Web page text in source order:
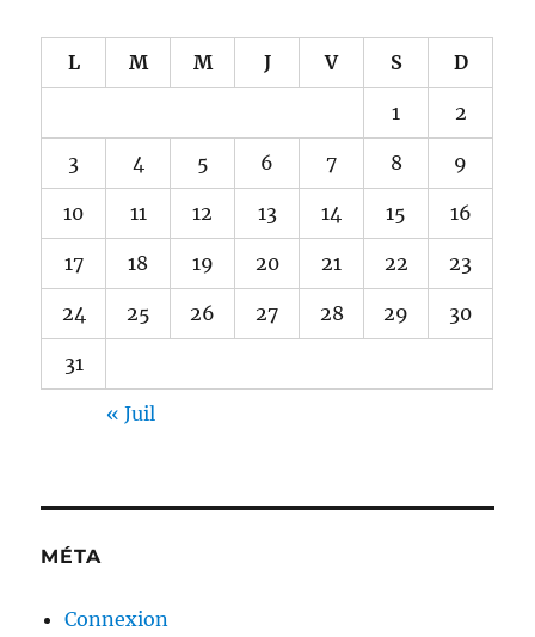
L M M J V S D
1 2
3 4 5 6 7 8 9
10 11 12 13 14 15 16
17 18 19 20 21 22 23
24 25 26 27 28 29 30
31
« Juil
MÉTA
Connexion